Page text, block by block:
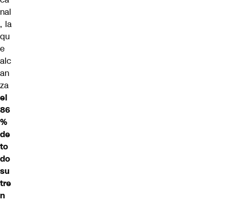
nal
, la
qu
e
alc
an
za
el
86
%
de
to
do
su
tre
n